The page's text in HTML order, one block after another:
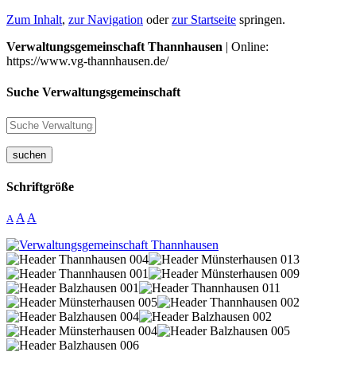
Zum Inhalt, zur Navigation oderzur Startseite springen.
Verwaltungsgemeinschaft Thannhausen | Online:
https://www.vg-thannhausen.de/
Suche Verwaltungsgemeinschaft
suchen
Schriftgröße
A A A